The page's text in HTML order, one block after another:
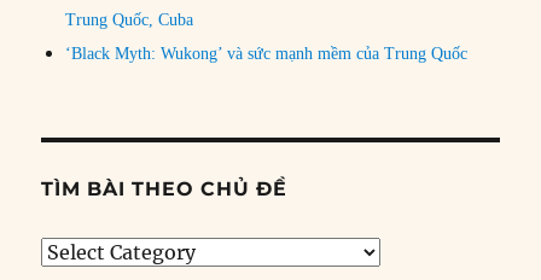
Trung Quốc, Cuba
‘Black Myth: Wukong’ và sức mạnh mềm của Trung Quốc
TÌM BÀI THEO CHỦ ĐỀ
Tìm